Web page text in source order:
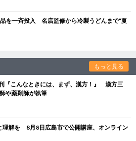
を一斉投入 名店監修から冷製うどんまで“夏
もっと見る
『こんなときには、まず、漢方！』 漢方三
や薬剤師が執筆
理解を 8月8日広島市で公開講座、オンライン